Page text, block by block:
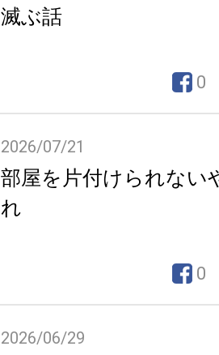
滅ぶ話
0
2026/07/21
部屋を片付けられない
れ
0
2026/06/29